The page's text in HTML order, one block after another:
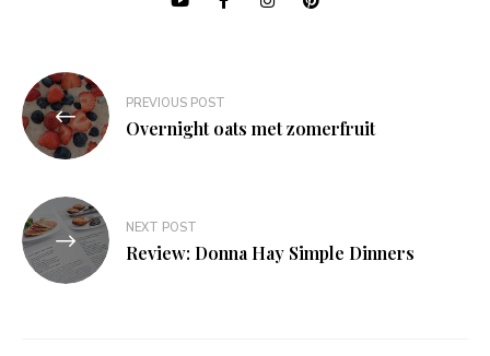
Bericht
navigatie
PREVIOUS POST
Overnight oats met zomerfruit
NEXT POST
Review: Donna Hay Simple Dinners